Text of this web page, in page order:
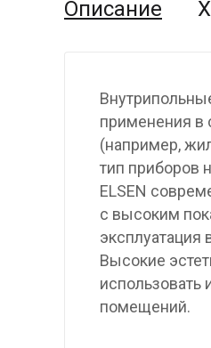
Описание
применения в
(например,
тип приборов
ELSEN
с высоким
Высокие
помещений.